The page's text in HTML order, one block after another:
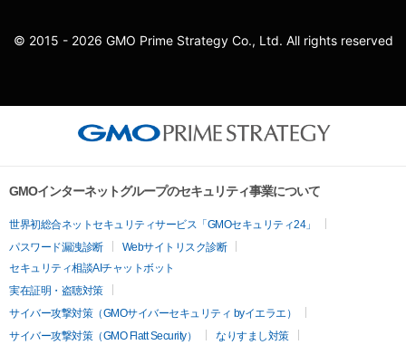
© 2015 - 2026 GMO Prime Strategy Co., Ltd. All rights reserved
GMOインターネットグループのセキュリティ事業について
世界初総合ネットセキュリティサービス「GMOセキュリティ24」
パスワード漏洩診断
Webサイトリスク診断
セキュリティ相談AIチャットボット
実在証明・盗聴対策
サイバー攻撃対策（GMOサイバーセキュリティ byイエラエ）
サイバー攻撃対策（GMO Flatt Security）
なりすまし対策